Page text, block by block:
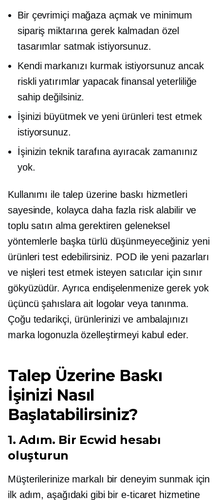
Bir çevrimiçi mağaza açmak ve minimum
sipariş miktarına gerek kalmadan özel
tasarımlar satmak istiyorsunuz.
Kendi markanızı kurmak istiyorsunuz ancak
riskli yatırımlar yapacak finansal yeterliliğe
sahip değilsiniz.
İşinizi büyütmek ve yeni ürünleri test etmek
istiyorsunuz.
İşinizin teknik tarafına ayıracak zamanınız
yok.
Kullanımı ile talep üzerine baskı hizmetleri
sayesinde, kolayca daha fazla risk alabilir ve
toplu satın alma gerektiren geleneksel
yöntemlerle başka türlü düşünmeyeceğiniz yeni
ürünleri test edebilirsiniz. POD ile yeni pazarları
ve nişleri test etmek isteyen satıcılar için sınır
gökyüzüdür. Ayrıca endişelenmenize gerek yok
üçüncü şahıslara ait logolar veya tanınma.
Çoğu tedarikçi, ürünlerinizi ve ambalajınızı
marka logonuzla özelleştirmeyi kabul eder.
Talep Üzerine Baskı
İşinizi Nasıl
Başlatabilirsiniz?
1. Adım. Bir Ecwid hesabı
oluşturun
Müşterilerinize markalı bir deneyim sunmak için
ilk adım, aşağıdaki gibi bir e-ticaret hizmetine